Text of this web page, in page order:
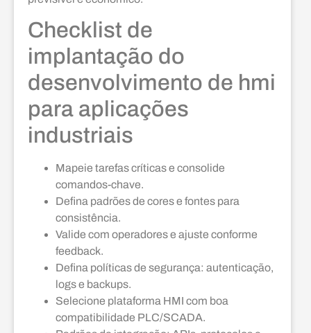
Checklist de
implantação do
desenvolvimento de hmi
para aplicações
industriais
Mapeie tarefas críticas e consolide
comandos-chave.
Defina padrões de cores e fontes para
consistência.
Valide com operadores e ajuste conforme
feedback.
Defina políticas de segurança: autenticação,
logs e backups.
Selecione plataforma HMI com boa
compatibilidade PLC/SCADA.